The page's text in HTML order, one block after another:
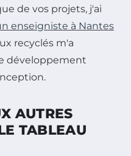
de vos projets, j'ai
enseigniste à Nantes
recyclés m'a
développement
AUTRES
TABLEAU